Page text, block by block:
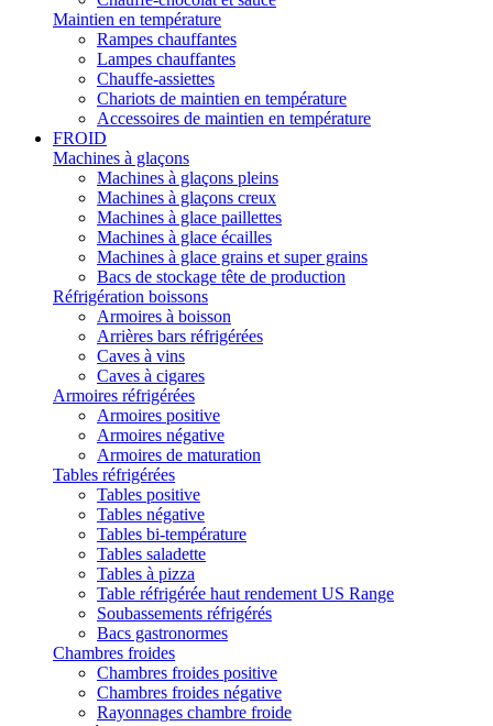
Maintien en température
Rampes chauffantes
Lampes chauffantes
Chauffe-assiettes
Chariots de maintien en température
Accessoires de maintien en température
FROID
Machines à glaçons
Machines à glaçons pleins
Machines à glaçons creux
Machines à glace paillettes
Machines à glace écailles
Machines à glace grains et super grains
Bacs de stockage tête de production
Réfrigération boissons
Armoires à boisson
Arrières bars réfrigérées
Caves à vins
Caves à cigares
Armoires réfrigérées
Armoires positive
Armoires négative
Armoires de maturation
Tables réfrigérées
Tables positive
Tables négative
Tables bi-température
Tables saladette
Tables à pizza
Table réfrigérée haut rendement US Range
Soubassements réfrigérés
Bacs gastronormes
Chambres froides
Chambres froides positive
Chambres froides négative
Rayonnages chambre froide